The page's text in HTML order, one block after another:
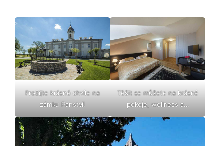
Prožijte krásné chvíle na
zámku Panství!
Těšit se můžete na krásné
pokoje, wellness a…